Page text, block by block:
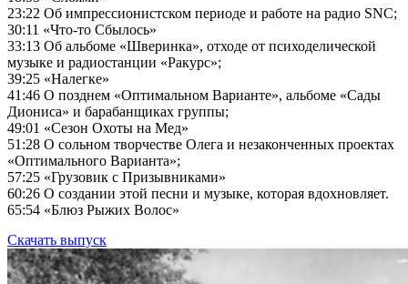
23:22 Об импрессионистском периоде и работе на радио SNC;
30:11 «Что-то Сбылось»
33:13 Об альбоме «Шверинка», отходе от психоделической
музыке и радиостанции «Ракурс»;
39:25 «Налегке»
41:46 О позднем «Оптимальном Варианте», альбоме «Сады
Диониса» и барабанщиках группы;
49:01 «Сезон Охоты на Мед»
51:28 О сольном творчестве Олега и незаконченных проектах
«Оптимального Варианта»;
57:25 «Грузовик с Призывниками»
60:26 О создании этой песни и музыке, которая вдохновляет.
65:54 «Блюз Рыжих Волос»
Скачать выпуск